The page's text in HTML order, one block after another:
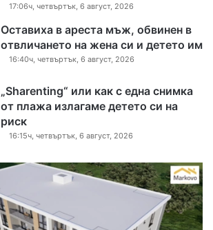
17:06ч, четвъртък, 6 август, 2026
Оставиха в ареста мъж, обвинен в
отвличането на жена си и детето им
16:40ч, четвъртък, 6 август, 2026
„Sharenting“ или как с една снимка
от плажа излагаме детето си на
риск
16:15ч, четвъртък, 6 август, 2026